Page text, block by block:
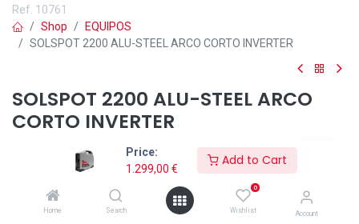
Price:
1.299,00 €
Add to Cart
Home Search
0
Wishlist Account
Ref. 10761
Shop
EQUIPOS
SOLSPOT 2200 ALU-STEEL ARCO CORTO INVERTER
SOLSPOT 2200 ALU-STEEL ARCO
CORTO INVERTER
Incluye Antorcha Solspot ALU-STEEL 2,5m
1.299,00€